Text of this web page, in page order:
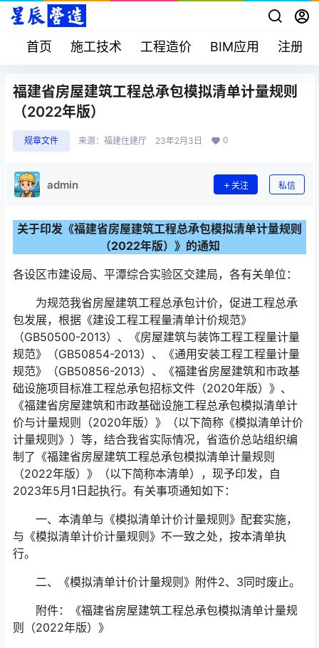
首页 施工技术 工程造价 BIM应用 注册考
福建省房屋建筑工程总承包模拟清单计量规则
（2022年版）
规章文件 来源： 福建住建厅 23年2月3日 0
admin 关注 私信
关于印发《福建省房屋建筑工程总承包模拟清单计量规则
（2022年版）》的通知
各设区市建设局、平潭综合实验区交建局，各有关单位：
为规范我省房屋建筑工程总承包计价，促进工程总承
包发展，根据《建设工程工程量清单计价规范》
（GB50500-2013）、《房屋建筑与装饰工程工程量计量
规范》（GB50854-2013）、《通用安装工程工程量计量
规范》（GB50856-2013）、《福建省房屋建筑和市政基
础设施项目标准工程总承包招标文件（2020年版）》、
《福建省房屋建筑和市政基础设施工程总承包模拟清单计
价与计量规则（2020年版）》（以下简称《模拟清单计价
计量规则》）等，结合我省实际情况，省造价总站组织编
制了《福建省房屋建筑工程总承包模拟清单计量规则
（2022年版）》（以下简称本清单），现予印发，自
2023年5月1日起执行。有关事项通知如下：
一、本清单与《模拟清单计价计量规则》配套实施，
与《模拟清单计价计量规则》不一致之处，按本清单执
行。
二、《模拟清单计价计量规则》附件2、3同时废止。
附件：《福建省房屋建筑工程总承包模拟清单计量规
则（2022年版）》